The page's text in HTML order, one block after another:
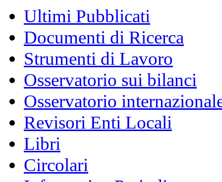
Ultimi Pubblicati
Documenti di Ricerca
Strumenti di Lavoro
Osservatorio sui bilanci
Osservatorio
Revisori Enti Locali
Libri
Circolari